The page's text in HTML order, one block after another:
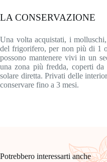
LA CONSERVAZIONE
Una volta acquistati, i
del frigorifero, per non più di 1
possono mantenere vivi in un
una zona più fredda, coperti
solare diretta. Privati delle
conservare fino a 3 mesi.
Potrebbero interessarti anche